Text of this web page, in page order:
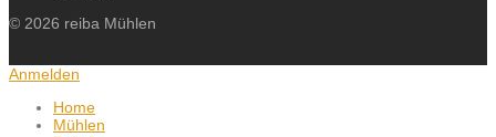
© 2026 reiba Mühlen
Anmelden
Home
Mühlen